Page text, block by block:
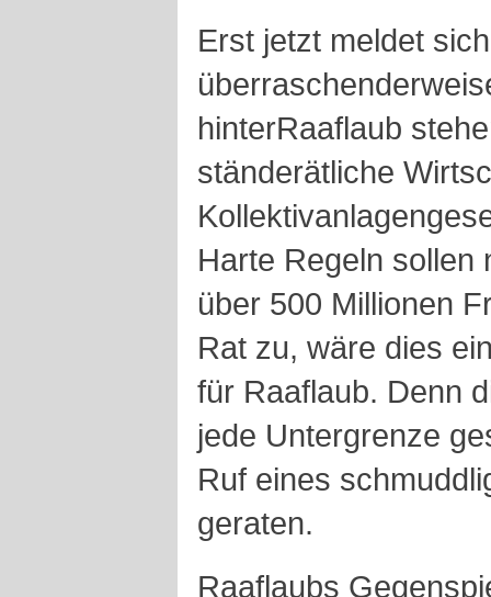
Erst jetzt meldet
hinterRaaflaub
ständerätliche
Harte Regeln sollen
über 500 Millionen
Rat zu, wäre dies
für Raaflaub. Denn
jede Untergrenze
Ruf eines
geraten.
Raaflaubs